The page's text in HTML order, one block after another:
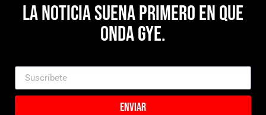
La noticia suena primero en Que
Onda Gye.
Enviar